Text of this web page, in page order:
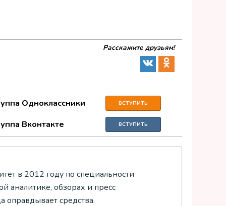
Расскажите друзьям!
Одноклассники ВСТУПИТЬ
Вконтакте ВСТУПИТЬ
в 2012 году по специальности
аналитике, обзорах и пресс
оправдывает средства.